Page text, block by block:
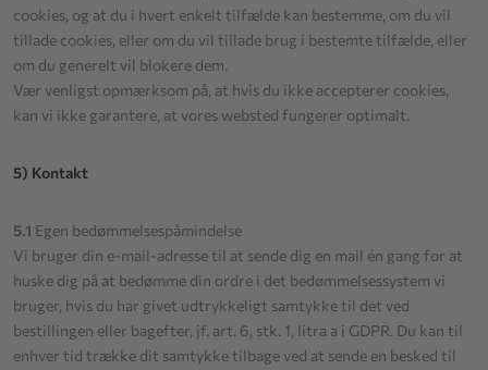
cookies, og at du i hvert enkelt tilfælde kan bestemme, om du vil
tillade cookies, eller om du vil tillade brug i bestemte tilfælde, eller
om du generelt vil blokere dem.
Vær venligst opmærksom på, at hvis du ikke accepterer cookies,
kan vi ikke garantere, at vores websted fungerer optimalt.
5) Kontakt
5.1 Egen bedømmelsespåmindelse
Vi bruger din e-mail-adresse til at sende dig en mail én gang for at
huske dig på at bedømme din ordre i det bedømmelsessystem vi
bruger, hvis du har givet udtrykkeligt samtykke til det ved
bestillingen eller bagefter, jf. art. 6, stk. 1, litra a i GDPR. Du kan til
enhver tid trække dit samtykke tilbage ved at sende en besked til